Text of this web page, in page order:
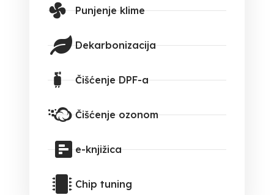
Punjenje klime
Dekarbonizacija
Čišćenje DPF-a
Čišćenje ozonom
e-knjižica
Chip tuning